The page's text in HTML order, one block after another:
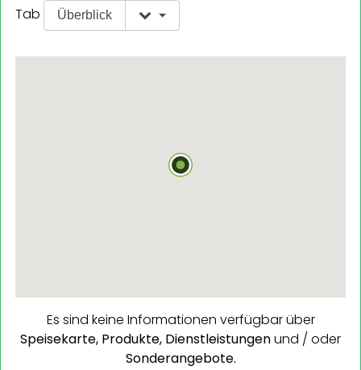
Tab
Überblick
Es sind keine Informationen verfügbar über
Speisekarte, Produkte, Dienstleistungenund / oder
Sonderangebote.